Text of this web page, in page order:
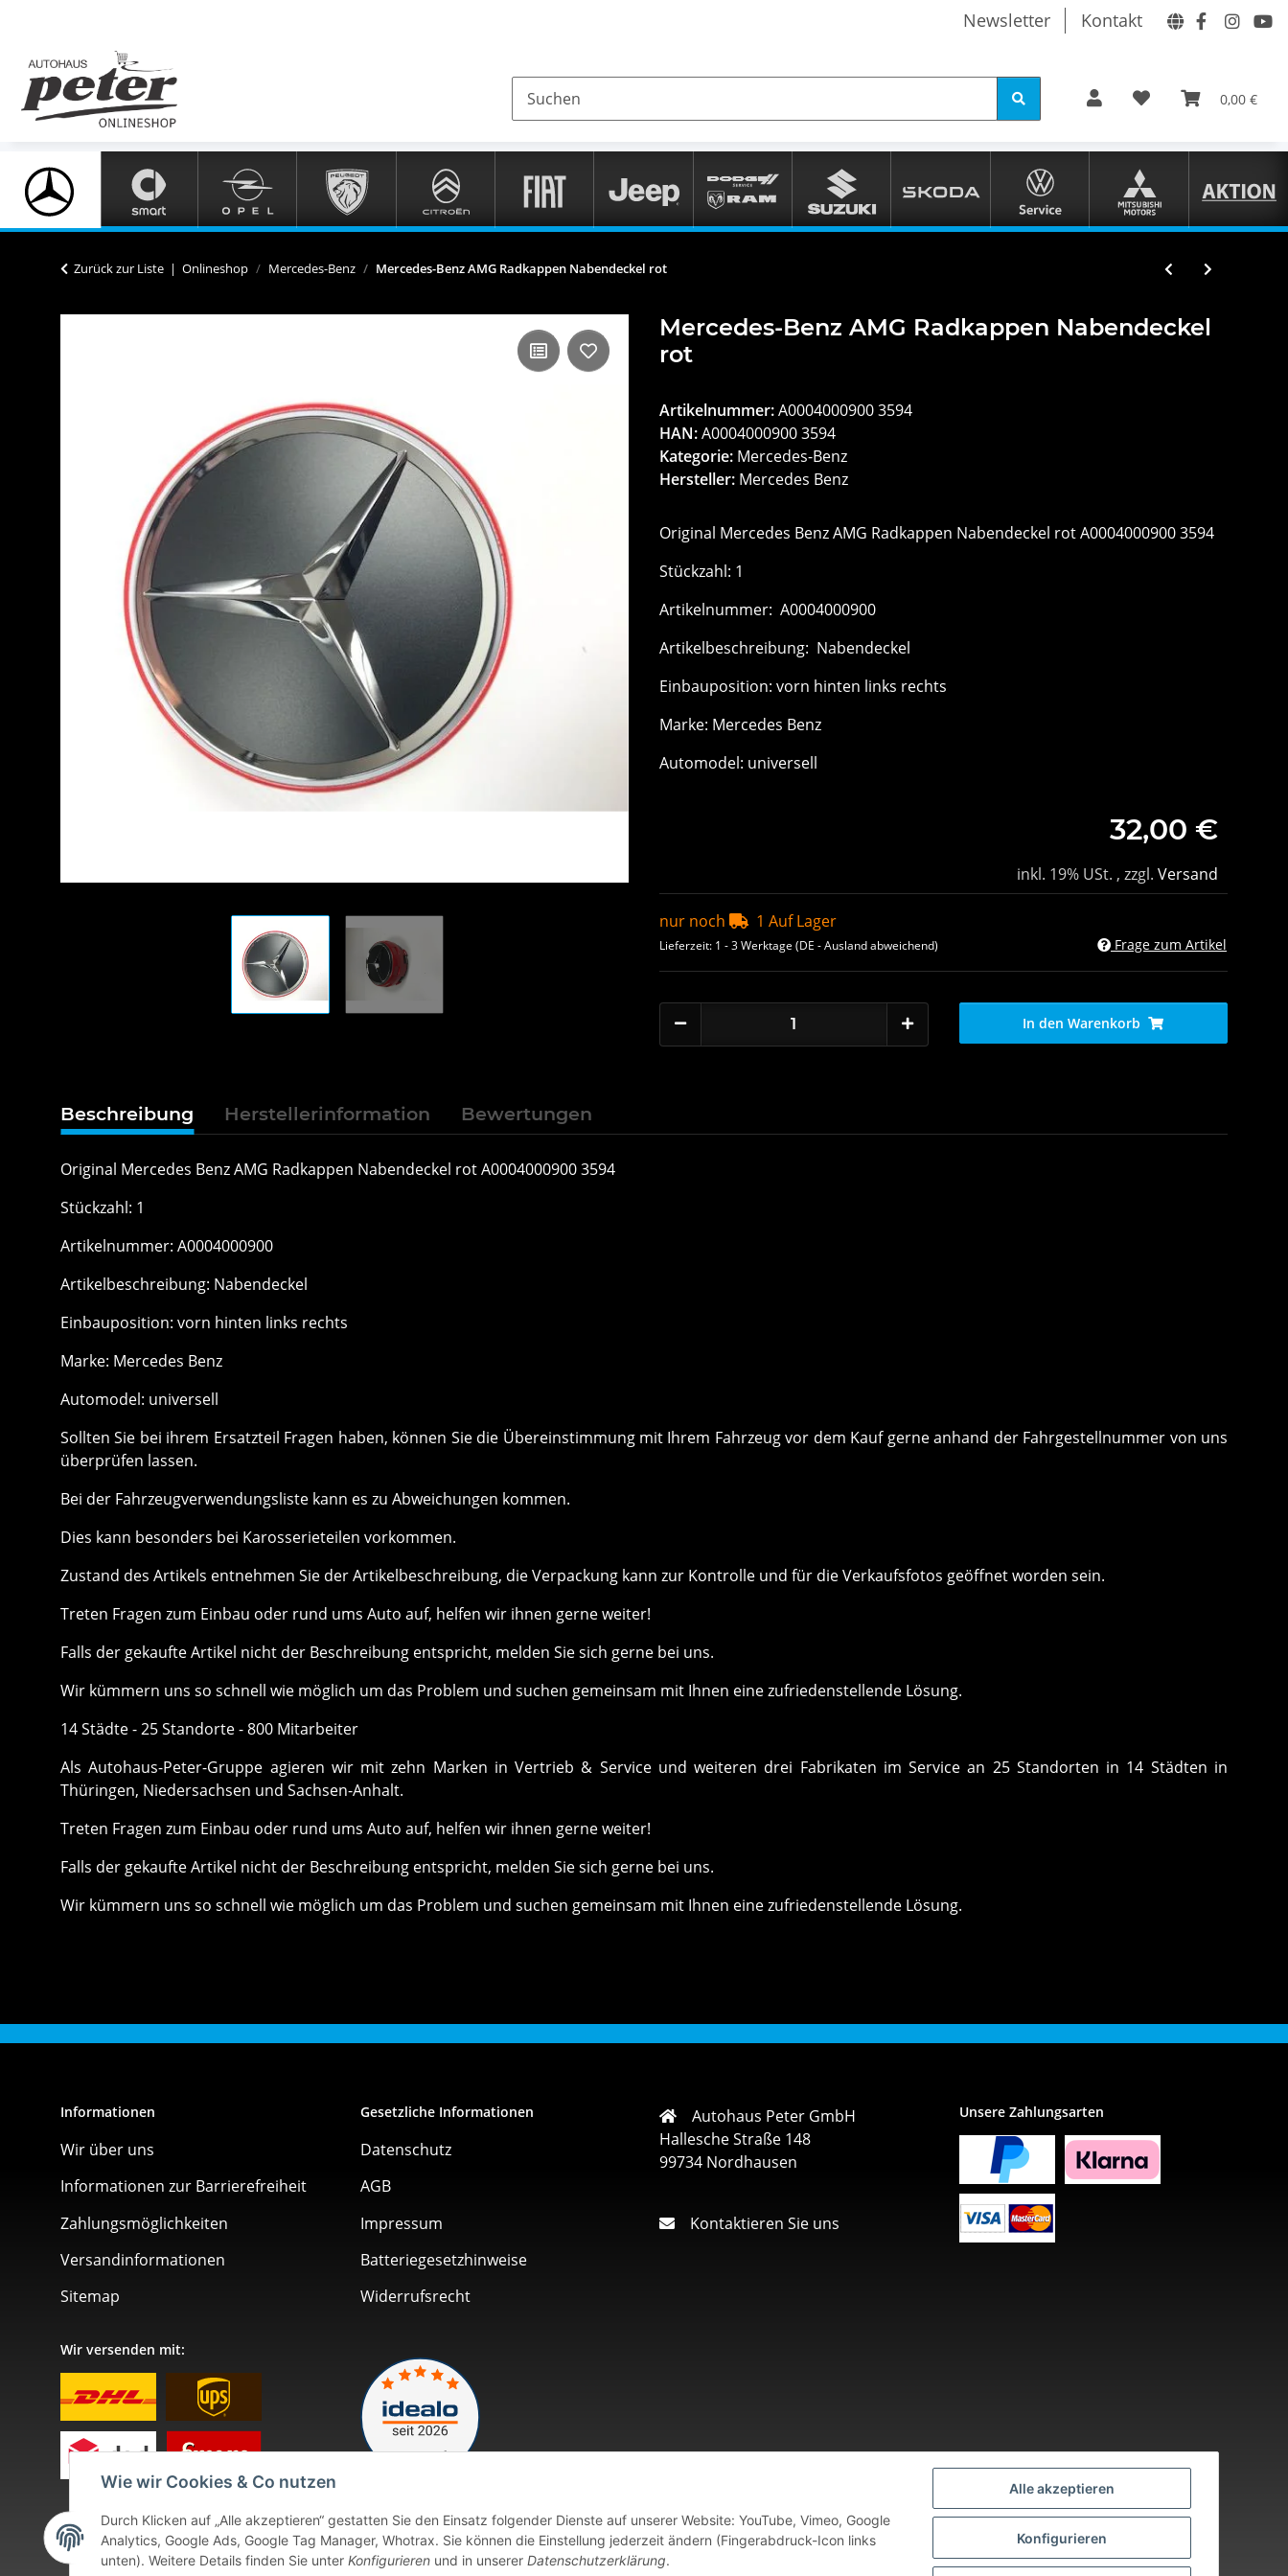
Alle akzeptieren
Konfigurieren
Wie wir Cookies & Co nutzen
Durch Klicken auf „Alle akzeptieren“ gestatten Sie den Einsatz folgender Dienste auf unserer Website: YouTube, Vimeo, Google
Analytics, Google Ads, Google Tag Manager, Whotrax. Sie können die Einstellung jederzeit ändern (Fingerabdruck-Icon links
unten). Weitere Details finden Sie unter Konfigurieren und in unserer Datenschutzerklärung.
Newsletter Kontakt
0,00 €
Zurück zur Liste Onlineshop Mercedes-Benz Mercedes-Benz AMG Radkappen Nabendeckel rot
Mercedes-Benz AMG Radkappen Nabendeckel
rot
Artikelnummer:A0004000900 3594
HAN:A0004000900 3594
Kategorie: Mercedes-Benz
Hersteller: Mercedes Benz
Original Mercedes Benz AMG Radkappen Nabendeckel rot A0004000900 3594
Stückzahl: 1
Artikelnummer: A0004000900
Artikelbeschreibung: Nabendeckel
Einbauposition: vorn hinten links rechts
Marke: Mercedes Benz
Automodel: universell
32,00 €
inkl. 19% USt. , zzgl. Versand
nur noch 1 Auf Lager
Lieferzeit: 1 - 3 Werktage (DE - Ausland abweichend) Frage zum Artikel
In den Warenkorb
Beschreibung Herstellerinformation Bewertungen
Original Mercedes Benz AMG Radkappen Nabendeckel rot A0004000900 3594
Stückzahl: 1
Artikelnummer: A0004000900
Artikelbeschreibung: Nabendeckel
Einbauposition: vorn hinten links rechts
Marke: Mercedes Benz
Automodel: universell
Sollten Sie bei ihrem Ersatzteil Fragen haben, können Sie die Übereinstimmung mit Ihrem Fahrzeug vor dem Kauf gerne anhand der Fahrgestellnummer von uns
überprüfen lassen.
Bei der Fahrzeugverwendungsliste kann es zu Abweichungen kommen.
Dies kann besonders bei Karosserieteilen vorkommen.
Zustand des Artikels entnehmen Sie der Artikelbeschreibung, die Verpackung kann zur Kontrolle und für die Verkaufsfotos geöffnet worden sein.
Treten Fragen zum Einbau oder rund ums Auto auf, helfen wir ihnen gerne weiter!
Falls der gekaufte Artikel nicht der Beschreibung entspricht, melden Sie sich gerne bei uns.
Wir kümmern uns so schnell wie möglich um das Problem und suchen gemeinsam mit Ihnen eine zufriedenstellende Lösung.
14 Städte - 25 Standorte - 800 Mitarbeiter
Als Autohaus-Peter-Gruppe agieren wir mit zehn Marken in Vertrieb & Service und weiteren drei Fabrikaten im Service an 25 Standorten in 14 Städten in
Thüringen, Niedersachsen und Sachsen-Anhalt.
Treten Fragen zum Einbau oder rund ums Auto auf, helfen wir ihnen gerne weiter!
Falls der gekaufte Artikel nicht der Beschreibung entspricht, melden Sie sich gerne bei uns.
Wir kümmern uns so schnell wie möglich um das Problem und suchen gemeinsam mit Ihnen eine zufriedenstellende Lösung.
Informationen
Wir über uns
Informationen zur Barrierefreiheit
Zahlungsmöglichkeiten
Versandinformationen
Sitemap
Gesetzliche Informationen
Datenschutz
AGB
Impressum
Batteriegesetzhinweise
Widerrufsrecht
Autohaus Peter GmbH
Hallesche Straße 148
99734 Nordhausen
Kontaktieren Sie uns
Unsere Zahlungsarten
Wir versenden mit:
Vertrag widerrufen